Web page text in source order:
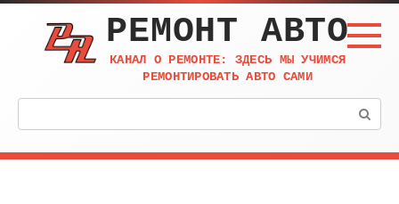
Перейти
контенту
РЕМОНТ АВТО
КАНАЛ О РЕМОНТЕ: ЗДЕСЬ МЫ УЧИМСЯ
РЕМОНТИРОВАТЬ АВТО САМИ
Поиск: